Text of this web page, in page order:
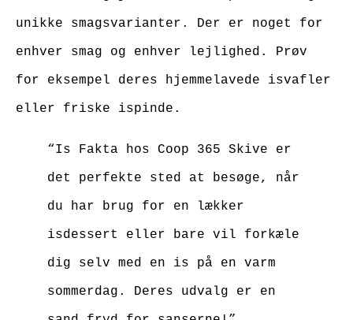
unikke smagsvarianter. Der er noget for
enhver smag og enhver lejlighed. Prøv
for eksempel deres hjemmelavede isvafler
eller friske ispinde.
“Is Fakta hos Coop 365 Skive er
det perfekte sted at besøge, når
du har brug for en lækker
isdessert eller bare vil forkæle
dig selv med en is på en varm
sommerdag. Deres udvalg er en